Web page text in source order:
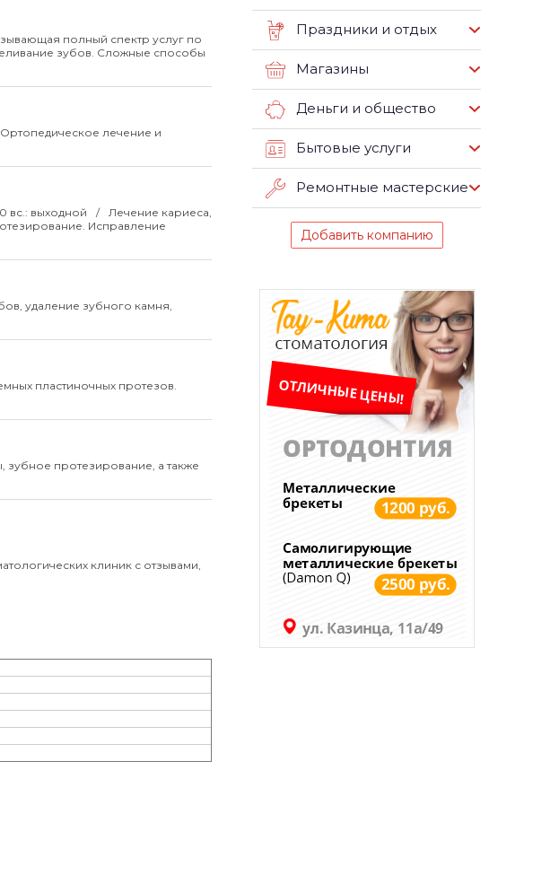
полный спектр услуг по
зубов. Сложные способы
Ортопедическое лечение и
вс.: выходной
Лечение кариеса,
Исправление
удаление зубного камня,
пластиночных протезов.
протезирование, а также
клиник с отзывами,
Праздники и отдых
Магазины
Деньги и общество
Бытовые услуги
Ремонтные мастерские
Добавить компанию